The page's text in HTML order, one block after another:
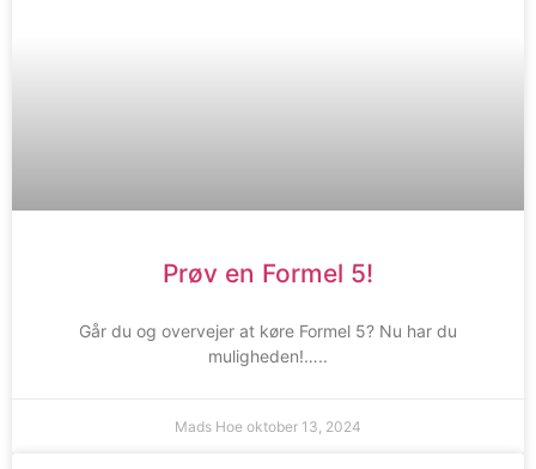
Prøv en Formel 5!
Går du og overvejer at køre Formel 5? Nu har du
muligheden!…..
Mads Hoe oktober 13, 2024